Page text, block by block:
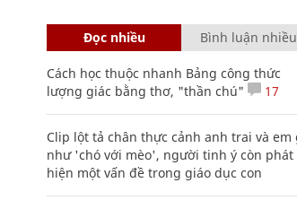
Đọc nhiều Bình luận nhiều
Cách học thuộc nhanh Bảng công thức
lượng giác bằng thơ, "thần chú"
17
Clip lột tả chân thực cảnh anh trai và em
như 'chó với mèo', người tinh ý còn phát
hiện một vấn đề trong giáo dục con